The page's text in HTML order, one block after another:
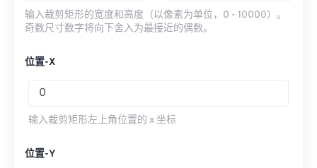
输入裁剪矩形的宽度和高度（以像素为单位，0 - 10000）。
奇数尺寸数字将向下舍入为最接近的偶数。
位置-X
输入裁剪矩形左上角位置的 x 坐标
位置-Y